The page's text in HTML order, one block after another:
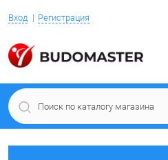
Вход Регистрация